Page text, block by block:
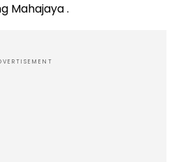
Mahajaya .